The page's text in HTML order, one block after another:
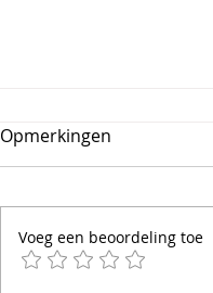
Opmerkingen
Voeg een beoordeling toe